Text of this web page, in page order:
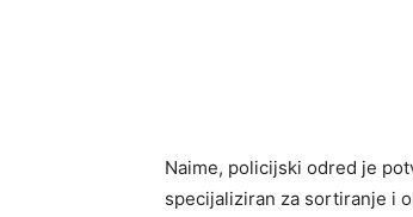
Naime, policijski odred je
specijaliziran za sortiranje i